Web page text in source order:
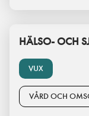
VUX
HÄLSO- OCH
VÅRD OCH